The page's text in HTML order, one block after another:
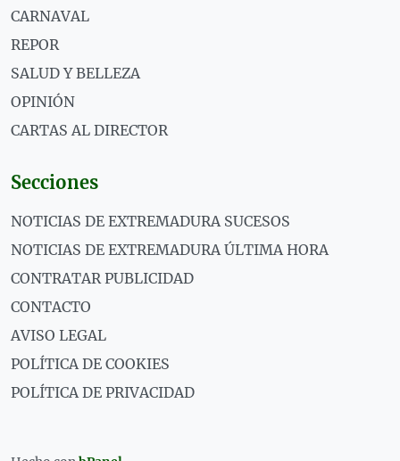
CARNAVAL
REPOR
SALUD Y BELLEZA
OPINIÓN
CARTAS AL DIRECTOR
Secciones
NOTICIAS DE EXTREMADURA SUCESOS
NOTICIAS DE EXTREMADURA ÚLTIMA HORA
CONTRATAR PUBLICIDAD
CONTACTO
AVISO LEGAL
POLÍTICA DE COOKIES
POLÍTICA DE PRIVACIDAD